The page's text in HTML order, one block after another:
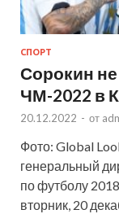
СПОРТ
Сорокин
ЧМ-2022 в
20.12.2022 - от
Фото: Global
генеральный
по футболу
вторник, 20